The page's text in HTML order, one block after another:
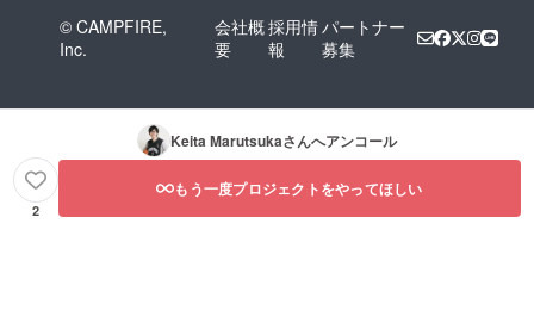
© CAMPFIRE,
Inc.
会社概
要
採用情
報
パートナー
募集
Keita Marutsukaさんへアンコール
2
もう一度プロジェクトをやってほしい